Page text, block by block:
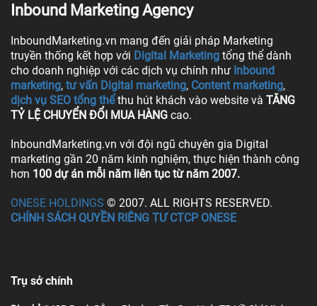
Inbound Marketing Agency
InboundMarketing.vn mang đến giải pháp Marketing
truyền thống kết hợp với Digital Marketing tổng thể dành
cho doanh nghiệp với các dịch vụ chính như Inbound
marketing, tư vấn Digital marketing, Content marketing,
dịch vụ SEO tổng thể thu hút khách vào website và TĂNG
TỶ LỆ CHUYỂN ĐỔI MUA HÀNG cao.
InboundMarketing.vn với đội ngũ chuyên gia Digital
marketing gần 20 năm kinh nghiệm, thực hiện thành công
hơn 100 dự án mỗi năm liên tục từ năm 2007.
ONESE HOLDINGS © 2007. ALL RIGHTS RESERVED.
CHÍNH SÁCH QUYỀN RIÊNG TƯ CTCP ONESE
Trụ sở chính